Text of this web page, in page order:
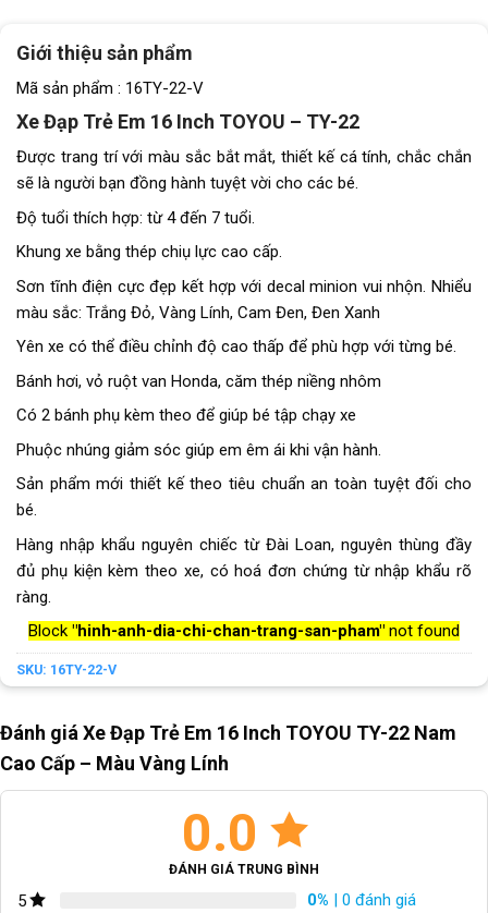
Giới thiệu sản phẩm
Mã sản phẩm : 16TY-22-V
Xe Đạp Trẻ Em 16 Inch TOYOU – TY-22
Được trang trí với màu sắc bắt mắt, thiết kế cá tính, chắc chắn
sẽ là người bạn đồng hành tuyệt vời cho các bé.
Độ tuổi thích hợp: từ 4 đến 7 tuổi.
Khung xe bằng thép chiụ lực cao cấp.
Sơn tĩnh điện cực đẹp kết hợp với decal minion vui nhộn. Nhiểu
màu sắc: Trắng Đỏ, Vàng Lính, Cam Đen, Đen Xanh
Yên xe có thể điều chỉnh độ cao thấp để phù hợp với từng bé.
Bánh hơi, vỏ ruột van Honda, căm thép niềng nhôm
Có 2 bánh phụ kèm theo để giúp bé tập chạy xe
Phuộc nhúng giảm sóc giúp em êm ái khi vận hành.
Sản phẩm mới thiết kế theo tiêu chuẩn an toàn tuyệt đối cho
bé.
Hàng nhập khẩu nguyên chiếc từ Đài Loan, nguyên thùng đầy
đủ phụ kiện kèm theo xe, có hoá đơn chứng từ nhập khẩu rõ
ràng.
Block "hinh-anh-dia-chi-chan-trang-san-pham" not found
SKU: 16TY-22-V
Đánh giá Xe Đạp Trẻ Em 16 Inch TOYOU TY-22 Nam
Cao Cấp – Màu Vàng Lính
0.0
ĐÁNH GIÁ TRUNG BÌNH
5 0% | 0 đánh giá